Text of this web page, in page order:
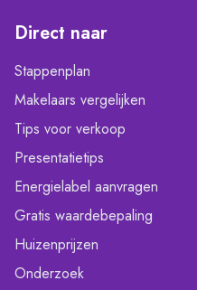
Direct naar
Stappenplan
Makelaars vergelijken
Tips voor verkoop
Presentatietips
Energielabel aanvragen
Gratis waardebepaling
Huizenprijzen
Onderzoek